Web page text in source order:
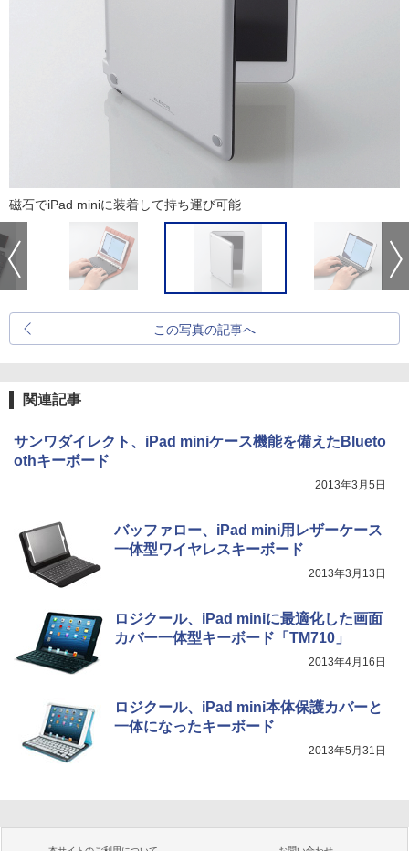
磁石でiPad miniに装着して持ち運び可能
この写真の記事へ
関連記事
サンワダイレクト、iPad miniケース機能を備えたBlueto
othキーボード
2013年3月5日
バッファロー、iPad mini用レザーケース
一体型ワイヤレスキーボード
2013年3月13日
ロジクール、iPad miniに最適化した画面
カバー一体型キーボード「TM710」
2013年4月16日
ロジクール、iPad mini本体保護カバーと
一体になったキーボード
2013年5月31日